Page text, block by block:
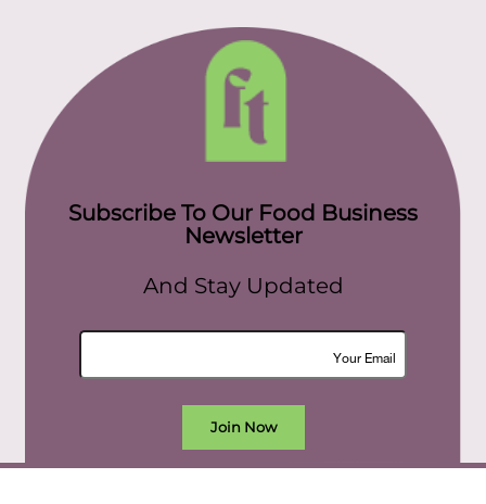
Subscribe To Our Food Business
Newsletter
And Stay Updated
Join Now